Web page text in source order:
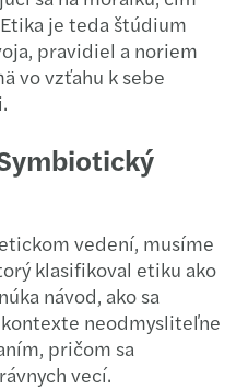
je teda štúdium
pravidiel a noriem
vo vzťahu k sebe
vedení, musíme
klasifikoval etiku ako
návod, ako sa
neodmysliteľne
pričom sa
vecí.